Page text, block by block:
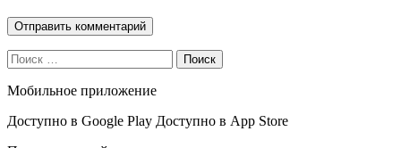
Поиск
Мобильное приложение
Доступно в Google Play Доступно в App Store